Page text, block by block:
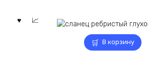
В корзину